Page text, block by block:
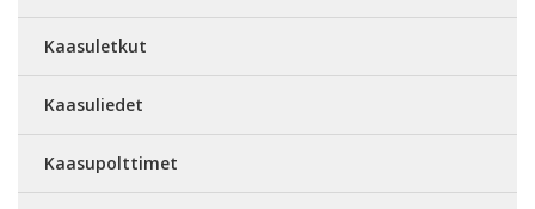
Kaasuletkut
Kaasuliedet
Kaasupolttimet